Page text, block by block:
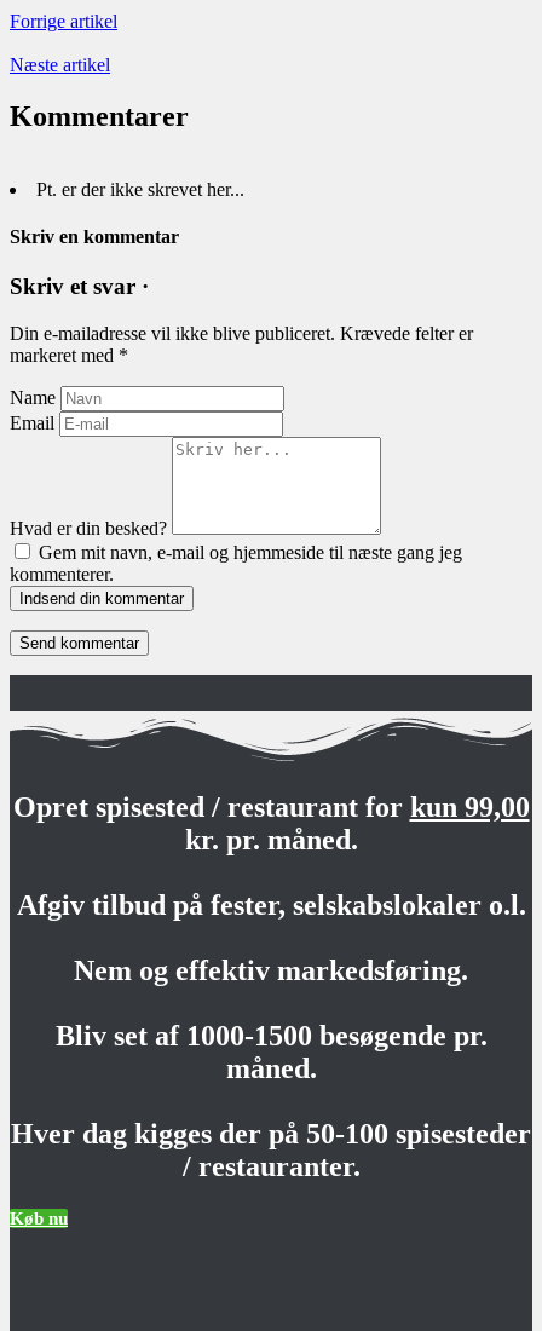
Forrige artikel
Næste artikel
Kommentarer
Pt. er der ikke skrevet her...
Skriv en kommentar
Skriv et svar ·
Din e-mailadresse vil ikke blive publiceret. Krævede felter er
markeret med *
Name
Email
Hvad er din besked?
Gem mit navn, e-mail og hjemmeside til næste gang jeg
kommenterer.
Indsend din kommentar
Opret spisested / restaurant for kun 99,00
kr. pr. måned.
Afgiv tilbud på fester, selskabslokaler o.l.
Nem og effektiv markedsføring.
Bliv set af 1000-1500 besøgende pr.
måned.
Hver dag kigges der på 50-100 spisesteder
/ restauranter.
Køb nu